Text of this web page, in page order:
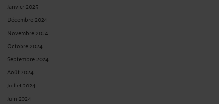
Janvier 2025
Décembre 2024
Novembre 2024
Octobre 2024
Septembre 2024
Août 2024
Juillet 2024
Juin 2024